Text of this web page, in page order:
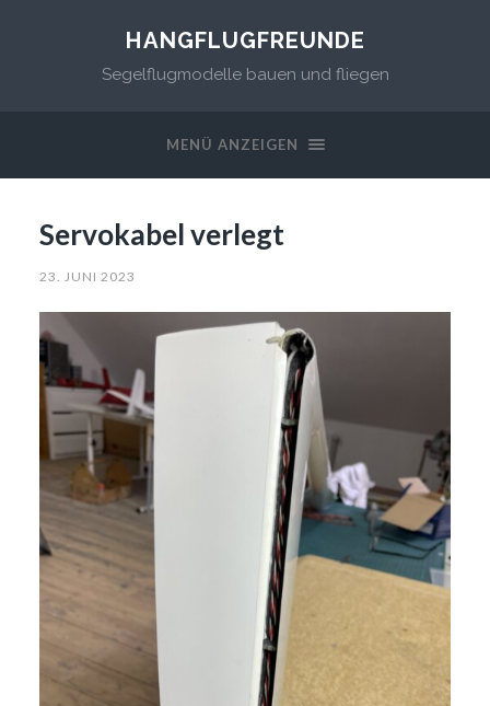
HANGFLUGFREUNDE
Segelflugmodelle bauen und fliegen
MENÜ ANZEIGEN
Servokabel verlegt
23. JUNI 2023